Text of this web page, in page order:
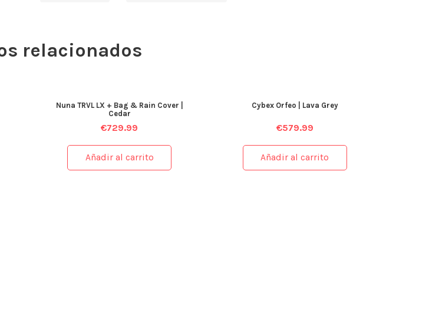
relacionados
Nuna TRVL LX + Bag & Rain Cover |
Cedar
€729.99
Añadir al carrito
Cybex Orfeo | Lava Grey
€579.99
Añadir al carrito